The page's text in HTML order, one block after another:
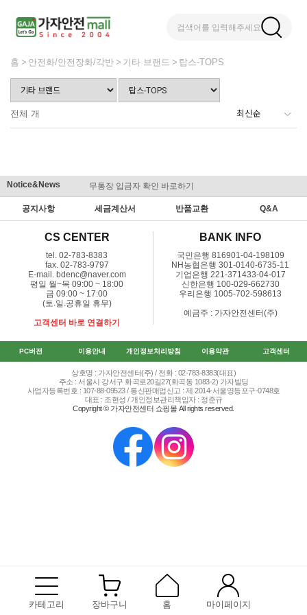
검색어를 입력해주세요
카테고리 장바구니 홈 마이페이지
홈 안전화/안전장화/각반 기타 브랜드 탑스-TOPS
전체 개
Notice&News 무통장 입금자 확인 바로하기
공지사항 세금계산서 반품교환 Q&A
CS CENTER
tel. 02-783-8383
fax. 02-783-9797
E-mail. bdenc@naver.com
평일 월~목 09:00 ~ 18:00
금 09:00 ~ 17:00
(토.일.공휴일 휴무)
고객센터 바로 연결하기
BANK INFO
국민은행 816901-04-198109
NH농협은행 301-0140-6735-11
기업은행 221-371433-04-017
신한은행 100-029-662730
우리은행 1005-702-598613
예금주 : 가자안전센터(주)
PC버전 이용안내 개인정보처리방침 이용약관 고객센터
상호명 : 가자안전센터(주) / 전화 : 02-783-8383(대표)
주소 : 서울시 강서구 화곡로20길27(화곡동 1083-2) 가자빌딩
사업자등록번호 : 107-88-09523 / 통신판매업신고 : 제 2014-서울영등포구-0748호
대표 : 조현성 / 개인정보관리책임자 : 정준규
Copyright © 가자안전센터 쇼핑몰 All rights reserved.